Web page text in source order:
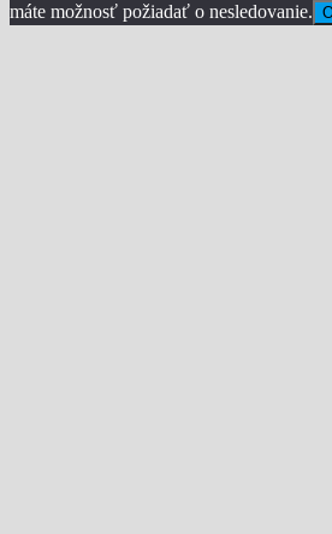
máte možnosť požiadať o nesledovanie.